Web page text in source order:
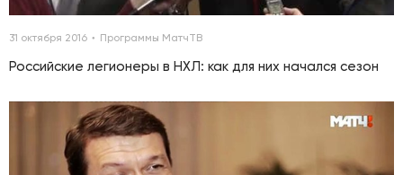
31 октября 2016 Программы МатчТВ
Российские легионеры в НХЛ: как для них начался сезон